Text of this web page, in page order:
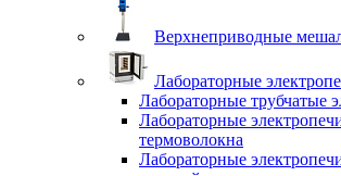
Верхнеприводные
Лабораторные
Лабораторные трубчатые
Лабораторные
термоволокна
Лабораторные